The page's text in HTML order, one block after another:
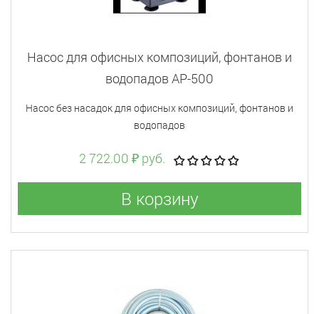
Насос для офисных композиций, фонтанов и
водопадов AP-500
Насос без насадок для офисных композиций, фонтанов и
водопадов
2 722.00 ₽ руб.
В корзину